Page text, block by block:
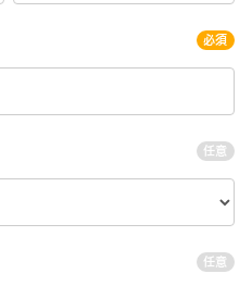
必須
任意
任意